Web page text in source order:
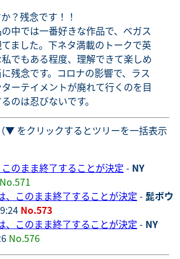
？残念です！！
中では一番好きな作品で、ベガス
ました。下ネタ満載のトークで英
でもある程度、理解できて楽しめ
残念です。コロナの影響で、ラス
ーテイメントが廃れて行くのを目
のは忍びないです。
（▼ をクリックするとツリーを一括表示
のまま終了することが決定 - NY
No.571
、このまま終了することが決定 - 髭ボウ
No.573
、このまま終了することが決定 - NY
No.576